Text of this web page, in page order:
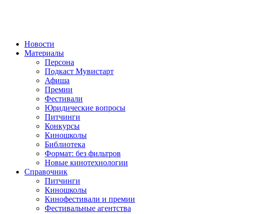
Новости
Материалы
Персона
Подкаст Мувистарт
Афиша
Премии
Фестивали
Юридические вопросы
Питчинги
Конкурсы
Киношколы
Библиотека
Формат: без фильтров
Новые кинотехнологии
Справочник
Питчинги
Киношколы
Кинофестивали и премии
Фестивальные агентства